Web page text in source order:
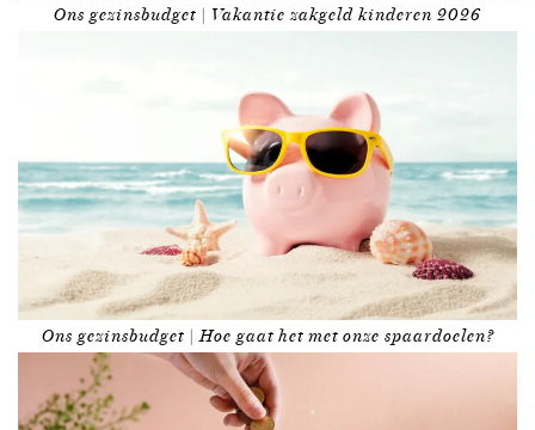
Ons gezinsbudget | Vakantie zakgeld kinderen 2026
Ons gezinsbudget | Hoe gaat het met onze spaardoelen?